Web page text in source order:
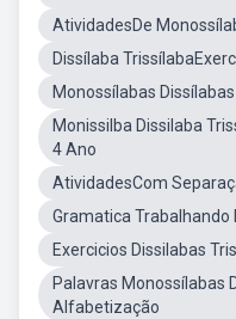
AtividadesDe
Dissílaba
Monossílabas
Monissilba Dissilaba
4 Ano
AtividadesCom
Gramatica Trabalhando
Exercicios Dissilabas
Palavras Monossílabas
Alfabetização